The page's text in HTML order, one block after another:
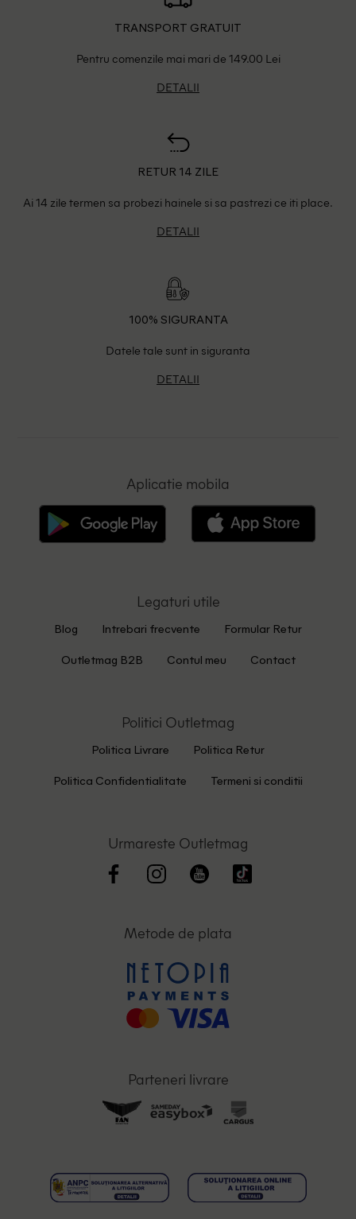
TRANSPORT GRATUIT
Pentru comenzile mai mari de 149.00 Lei
DETALII
RETUR 14 ZILE
Ai 14 zile termen sa probezi hainele si sa pastrezi ce iti place.
DETALII
100% SIGURANTA
Datele tale sunt in siguranta
DETALII
Aplicatie mobila
Legaturi utile
Blog Intrebari frecvente Formular Retur
Outletmag B2B Contul meu Contact
Politici Outletmag
Politica Livrare Politica Retur
Politica Confidentialitate Termeni si conditii
Urmareste Outletmag
Metode de plata
Parteneri livrare